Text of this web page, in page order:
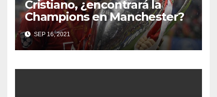
Cristiano, ¿encontrará la
Champions en Manchester?
SEP 16, 2021